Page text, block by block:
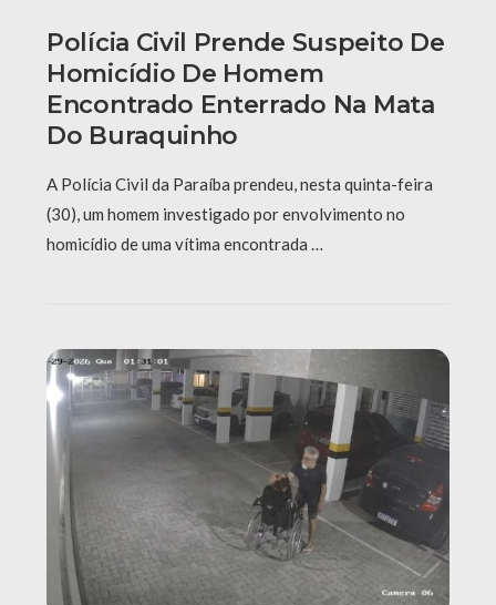
Polícia Civil Prende Suspeito De
Homicídio De Homem
Encontrado Enterrado Na Mata
Do Buraquinho
A Polícia Civil da Paraíba prendeu, nesta quinta-feira
(30), um homem investigado por envolvimento no
homicídio de uma vítima encontrada …